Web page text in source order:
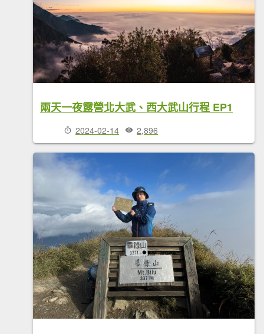
兩天一夜露營北大武、西大武山行程 EP1
2024-02-14 2,896